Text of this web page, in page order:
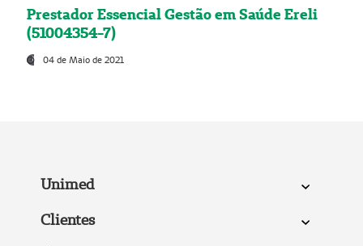
Prestador Essencial Gestão em Saúde Ereli
(51004354-7)
04 de Maio de 2021
Unimed
Clientes